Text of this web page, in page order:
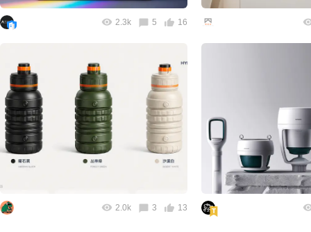
2.3k 5 16
2.0k 3 13